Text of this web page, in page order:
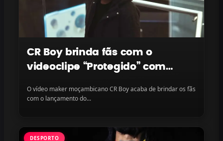
CR Boy brinda fãs com o
videoclipe “Protegido” com
na plataforma
O vídeo maker moçambicano CR Boy acaba de brindar os fãs
com o lançamento do...
DESPORTO